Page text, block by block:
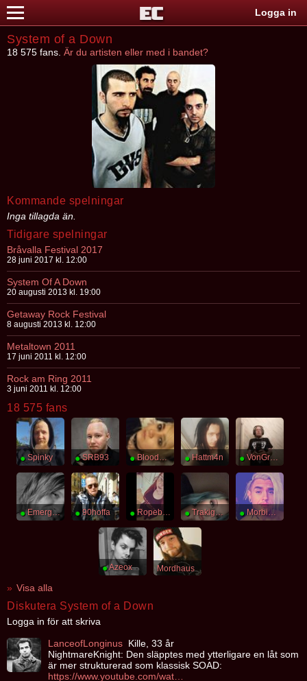
Logga in
System of a Down
18 575 fans. Är du artisten eller med i bandet?
Kommande spelningar
Inga tillagda än.
Tidigare spelningar
Bråvalla Festival 2017
28 juni 2017 kl. 12:00
System Of A Down
20 augusti 2013 kl. 19:00
Getaway Rock Festival
8 augusti 2013 kl. 12:00
Metaltown 2011
17 juni 2011 kl. 12:00
Rock am Ring 2011
3 juni 2011 kl. 12:00
18 575 fans
● Spinky ●SRB93 ●Bloodelfz ●Hattm4n ● VonGregor
●Emergence ●90hoffa ●Ropebunny ● Trakigheters ● MorbidGame
●Azeox Mordhaus
Visa alla
Diskutera System of a Down
Logga in för att skriva
LanceofLonginus Kille, 33 år
NightmareKnight: Den släpptes med ytterligare en låt som
är mer strukturerad som klassisk SOAD: